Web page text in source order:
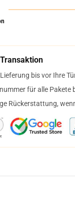
bis vor Ihre
für alle Pakete
Rückerstattung,